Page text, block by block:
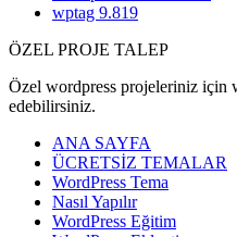
wptag 9.819
ÖZEL PROJE TALEP
Özel wordpress projeleriniz için
edebilirsiniz.
ANA SAYFA
ÜCRETSİZ TEMALAR
WordPress Tema
Nasıl Yapılır
WordPress Eğitim